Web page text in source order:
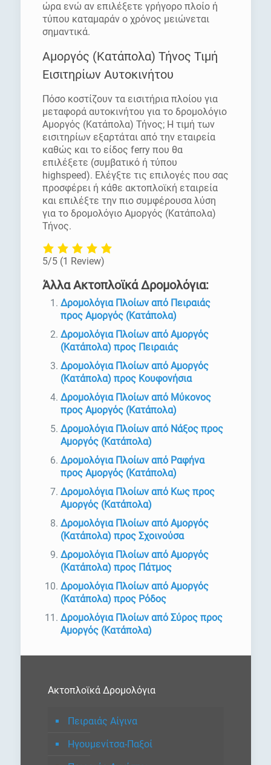
ώρα ενώ αν επιλέξετε γρήγορο πλοίο ή
τύπου καταμαράν ο χρόνος μειώνεται
σημαντικά.
Αμοργός (Κατάπολα) Τήνος Τιμή
Εισιτηρίων Αυτοκινήτου
Πόσο κοστίζουν τα εισιτήρια πλοίου για
μεταφορά αυτοκινήτου για το δρομολόγιο
Αμοργός (Κατάπολα) Τήνος; Η τιμή των
εισιτηρίων εξαρτάται από την εταιρεία
καθώς και το είδος ferry που θα
επιλέξετε (συμβατικό ή τύπου
highspeed). Ελέγξτε τις επιλογές που σας
προσφέρει ή κάθε ακτοπλοϊκή εταιρεία
και επιλέξτε την πιο συμφέρουσα λύση
για το δρομολόγιο Αμοργός (Κατάπολα)
Τήνος.
5/5 (1 Review)
Άλλα Ακτοπλοϊκά Δρομολόγια:
Δρομολόγια Πλοίων από Πειραιάς
προς Αμοργός (Κατάπολα)
Δρομολόγια Πλοίων από Αμοργός
(Κατάπολα) προς Πειραιάς
Δρομολόγια Πλοίων από Αμοργός
(Κατάπολα) προς Κουφονήσια
Δρομολόγια Πλοίων από Μύκονος
προς Αμοργός (Κατάπολα)
Δρομολόγια Πλοίων από Νάξος προς
Αμοργός (Κατάπολα)
Δρομολόγια Πλοίων από Ραφήνα
προς Αμοργός (Κατάπολα)
Δρομολόγια Πλοίων από Κως προς
Αμοργός (Κατάπολα)
Δρομολόγια Πλοίων από Αμοργός
(Κατάπολα) προς Σχοινούσα
Δρομολόγια Πλοίων από Αμοργός
(Κατάπολα) προς Πάτμος
Δρομολόγια Πλοίων από Αμοργός
(Κατάπολα) προς Ρόδος
Δρομολόγια Πλοίων από Σύρος προς
Αμοργός (Κατάπολα)
Ακτοπλοϊκά Δρομολόγια
Πειραιάς Αίγινα
Ηγουμενίτσα-Παξοί